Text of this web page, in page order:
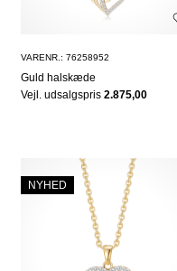
VARENR.: 76258952
Guld halskæde
Vejl. udsalgspris 2.875,00
NYHED